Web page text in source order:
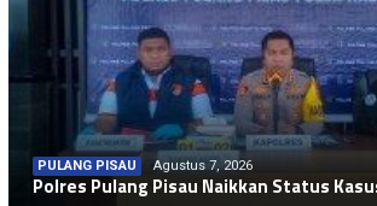
PULANG PISAU Agustus 7, 2026
Polres Pulang Pisau Naikkan Status